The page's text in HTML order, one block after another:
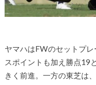
ヤマハはFWのセットプ
スポイントも加え勝点19
きく前進。一方の東芝は